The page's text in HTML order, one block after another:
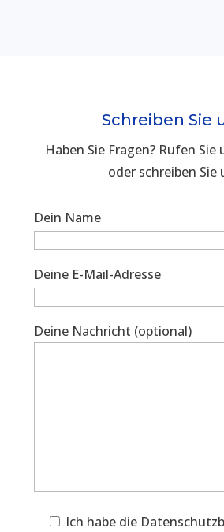
Schreiben Sie
Haben Sie Fragen? Rufen Sie
oder schreiben Sie
Dein Name
Deine E-Mail-Adresse
Deine Nachricht (optional)
Ich habe die